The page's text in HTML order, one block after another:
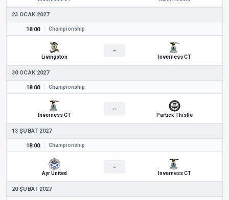
23 OCAK 2027
18.00 Championship
Livingston
-
Inverness CT
30 OCAK 2027
18.00 Championship
Inverness CT
-
Partick Thistle
13 ŞUBAT 2027
18.00 Championship
Ayr United
-
Inverness CT
20 ŞUBAT 2027